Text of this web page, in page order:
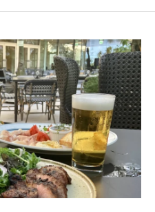
飲食マーケティング
【2026年最新】注目の飲食店フ